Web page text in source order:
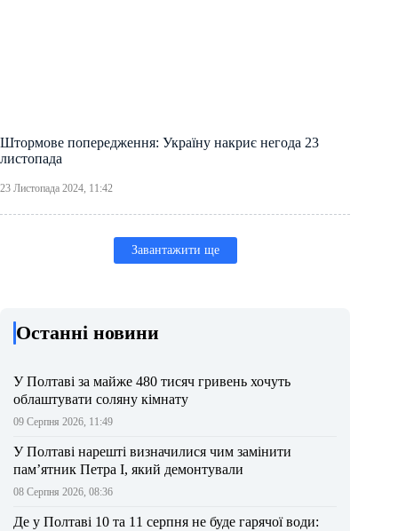
Штормове попередження: Україну накриє негода 23
листопада
23 Листопада 2024, 11:42
Завантажити ще
Останні новини
У Полтаві за майже 480 тисяч гривень хочуть
облаштувати соляну кімнату
09 Серпня 2026, 11:49
У Полтаві нарешті визначилися чим замінити
пам’ятник Петра І, який демонтували
08 Серпня 2026, 08:36
Де у Полтаві 10 та 11 серпня не буде гарячої води: